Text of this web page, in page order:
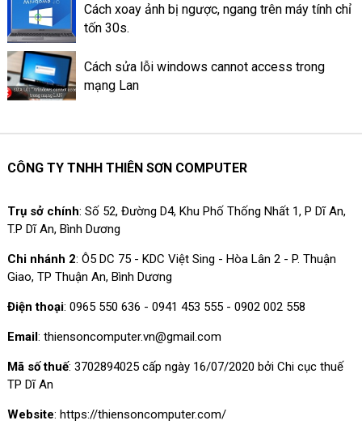
Cách xoay ảnh bị ngược, ngang trên máy tính chỉ
tốn 30s.
Cách sửa lỗi windows cannot access trong
mạng Lan
CÔNG TY TNHH THIÊN SƠN COMPUTER
Trụ sở chính: Số 52, Đường D4, Khu Phố Thống Nhất 1, P Dĩ An,
T.P Dĩ An, Bình Dương
Chi nhánh 2: Ô5 DC 75 - KDC Việt Sing - Hòa Lân 2 - P. Thuận
Giao, TP Thuận An, Bình Dương
Điện thoại: 0965 550 636 - 0941 453 555 - 0902 002 558
Email : thiensoncomputer.vn@gmail.com
Mã số thuế: 3702894025 cấp ngày 16/07/2020 bởi Chi cục thuế
TP Dĩ An
Website: https://thiensoncomputer.com/